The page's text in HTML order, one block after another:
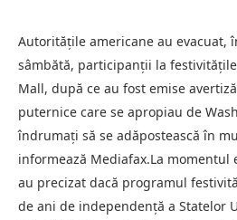
Autoritățile americane au evacuat,
sâmbătă, participanții la
Mall, după ce au fost emise
puternice care se apropiau de
îndrumați să se adăpostească în
informează Mediafax.La
au precizat dacă programul
de ani de independență a Statelor